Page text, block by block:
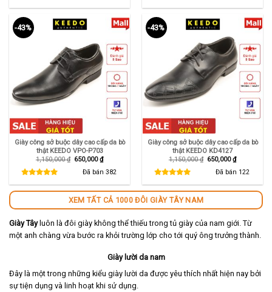
-43%
Giày công sở buộc dây cao cấp da bò
thật KEEDO VPO-P703
1,150,000₫ Giá
1,150,000 ₫.
650,000₫Giá
hiện
tại
là:
650,000 ₫.
Đã bán 382
-43%
Giày công sở buộc dây cao cấp da bò
thật KEEDO KD4127
1,150,000₫ Giá
1,150,000 ₫.
650,000₫Giá
hiện
tại
là:
650,000 ₫.
Đã bán 122
XEM TẤT CẢ 1000 ĐÔI GIÀY TÂY NAM
Giày Tâyluôn là đôi giày không thể thiếu trong tủ giày của nam giới. Từ
một anh chàng vừa bước ra khỏi trường lớp cho tới quý ông trưởng thành.
Giày lười da nam
Đây là một trong những kiểu giày lười da được yêu thích nhất hiện nay bởi
sự tiện dụng và linh hoạt khi sử dụng.